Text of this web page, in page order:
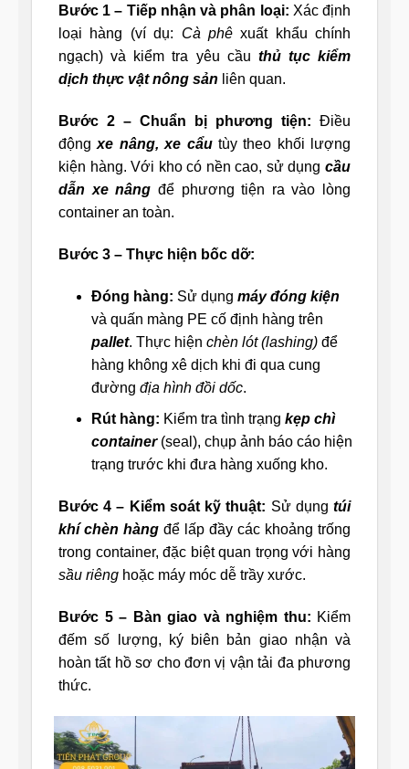
Bước 1 – Tiếp nhận và phân loại: Xác định
loại hàng (ví dụ: Cà phêxuất khẩu chính
ngạch) và kiểm tra yêu cầu thủ tục kiểm
dịch thực vật nông sản liên quan.
Bước 2 – Chuẩn bị phương tiện: Điều
độngxe nâng, xe cẩutùy theo khối lượng
kiện hàng. Với kho có nền cao, sử dụng cầu
dẫn xe nâng để phương tiện ra vào lòng
container an toàn.
Bước 3 – Thực hiện bốc dỡ:
Đóng hàng: Sử dụng máy đóng kiện
và quấn màng PE cố định hàng trên
pallet. Thực hiện chèn lót (lashing)để
hàng không xê dịch khi đi qua cung
đường địa hình đồi dốc.
Rút hàng: Kiểm tra tình trạng kẹp chì
container(seal), chụp ảnh báo cáo hiện
trạng trước khi đưa hàng xuống kho.
Bước 4 – Kiểm soát kỹ thuật: Sử dụngtúi
khí chèn hàng để lấp đầy các khoảng trống
trong container, đặc biệt quan trọng với hàng
sầu riêng hoặc máy móc dễ trầy xước.
Bước 5 – Bàn giao và nghiệm thu: Kiểm
đếm số lượng, ký biên bản giao nhận và
hoàn tất hồ sơ cho đơn vị vận tải đa phương
thức.